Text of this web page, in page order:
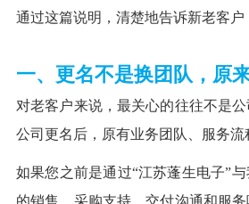
通过这篇说明，清楚地告诉新老客
一、更名不是换团队，原
对老客户来说，最关心的往往不是
公司更名后，原有业务团队、服务
如果您之前是通过“江苏蓬生电子”